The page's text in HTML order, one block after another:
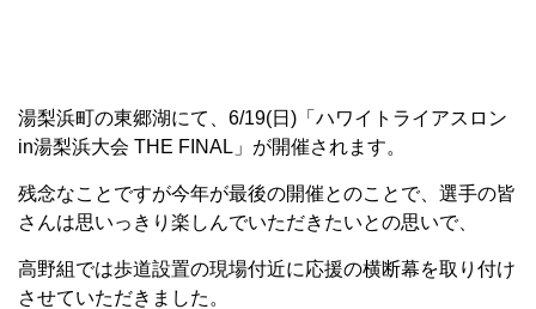
湯梨浜町の東郷湖にて、6/19(日)「ハワイトライアスロン
in湯梨浜大会 THE FINAL」が開催されます。
残念なことですが今年が最後の開催とのことで、選手の皆
さんは思いっきり楽しんでいただきたいとの思いで、
高野組では歩道設置の現場付近に応援の横断幕を取り付け
させていただきました。